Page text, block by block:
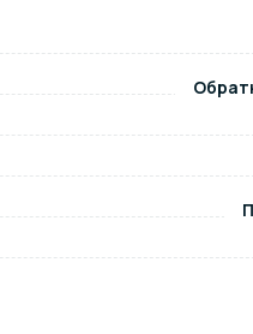
Оборудование для